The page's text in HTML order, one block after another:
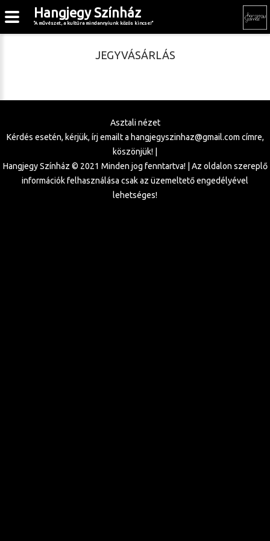
JEGYVÁSÁRLÁS
Asztali nézet
Kérdés esetén, kérjük, írj emailt a hangjegyszinhaz@gmail.com címre,
köszönjük! |
Hangjegy Színház © 2021 Minden jog fenntartva! | Az oldalon szereplő
információk felhasználása csak az üzemeltető engedélyével
lehetséges!
Hangjegy Színház
"A művészet, a kultúra mindannyiunk közös kincse!"